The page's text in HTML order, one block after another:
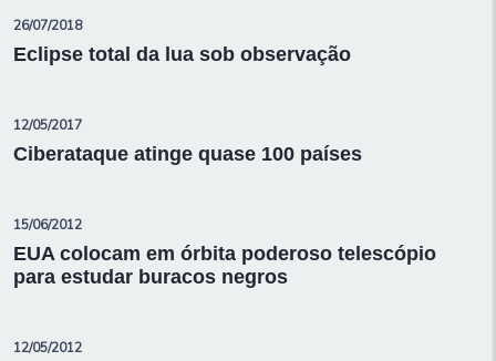
26/07/2018
Eclipse total da lua sob observação
12/05/2017
Ciberataque atinge quase 100 países
15/06/2012
EUA colocam em órbita poderoso telescópio
para estudar buracos negros
12/05/2012